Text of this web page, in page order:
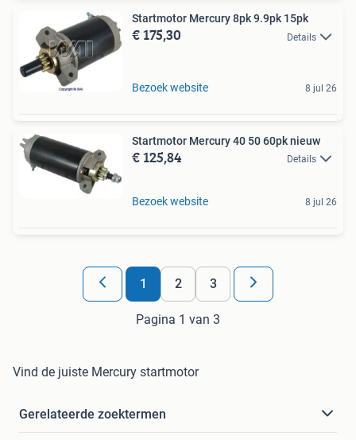
Startmotor Mercury 8pk 9.9pk 15pk
€ 175,30 Details
Bezoek website 8 jul 26
Startmotor Mercury 40 50 60pk nieuw
€ 125,84 Details
Bezoek website 8 jul 26
1 2 3
Pagina 1 van 3
Vind de juiste Mercury startmotor
Gerelateerde zoektermen